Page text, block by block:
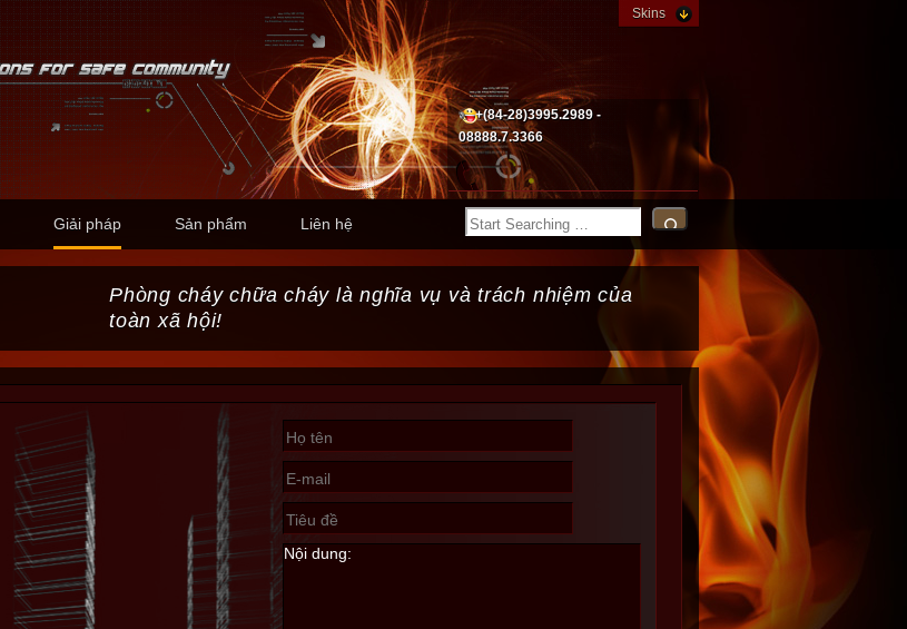
Skins
+(84-28)3995.2989 -
08888.7.3366
Giải pháp Sản phẩm Liên hệ
Phòng cháy chữa cháy là nghĩa vụ và trách nhiệm của
toàn xã hội!